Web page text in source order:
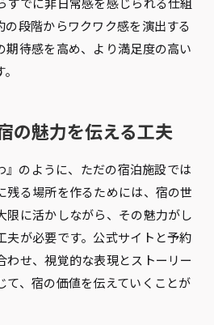
すでに非日常感を感じられる仕組
の段階からワクワク感を演出する
期待感を高め、より満足度の高い
の魅力を伝える工夫
』のように、ただの宿泊施設では
残る場所を作るためには、宿の世
限に活かしながら、その魅力がし
夫が必要です。公式サイトと予約
わせ、視覚的な表現とストーリー
て、宿の価値を伝えていくことが